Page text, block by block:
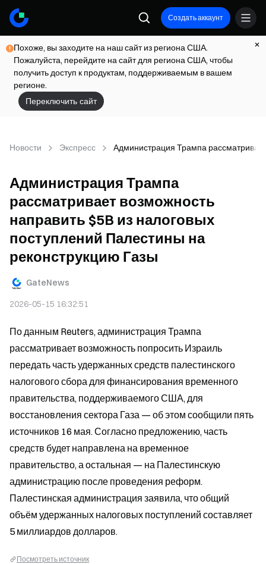
Создать аккаунт
Похоже, вы заходите на наш сайт из региона США.
Пожалуйста, перейдите на сайт для региона США, чтобы
получить доступ к продуктам, поддерживаемым в вашем
регионе.
Переключить сайт
Новости Экспресс Администрация Трампа
Администрация Трампа
рассматривает возможность
направить $5B из налоговых
поступлений Палестины на
реконструкцию Газы
GateNews
2026-05-15 16:32:51
По данным Reuters, администрация Трампа
рассматривает возможность попросить Израиль
передать часть удержанных средств палестинского
налогового сбора для финансирования временного
правительства, поддерживаемого США, для
восстановления сектора Газа — об этом сообщили пять
источников 16 мая. Согласно предложению, часть
средств будет направлена на временное
правительство, а остальная — на Палестинскую
администрацию после проведения реформ.
Палестинская администрация заявила, что общий
объём удержанных налоговых поступлений составляет
5 миллиардов долларов.
Посмотреть источник